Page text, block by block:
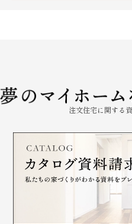
注文住宅に関する